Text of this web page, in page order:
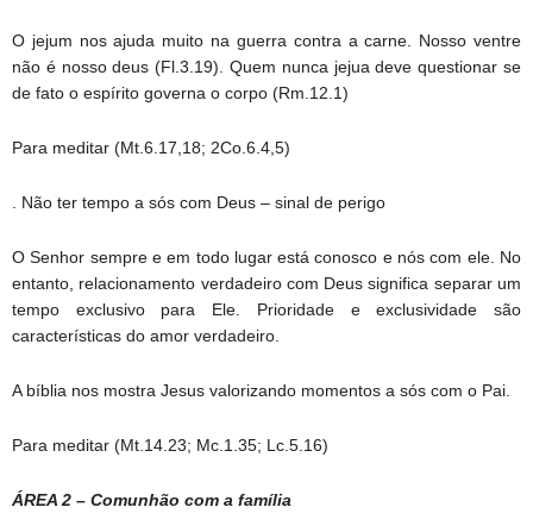
O jejum nos ajuda muito na guerra contra a carne. Nosso ventre
não é nosso deus (Fl.3.19). Quem nunca jejua deve questionar se
de fato o espírito governa o corpo (Rm.12.1)
Para meditar (Mt.6.17,18; 2Co.6.4,5)
. Não ter tempo a sós com Deus – sinal de perigo
O Senhor sempre e em todo lugar está conosco e nós com ele. No
entanto, relacionamento verdadeiro com Deus significa separar um
tempo exclusivo para Ele. Prioridade e exclusividade são
características do amor verdadeiro.
A bíblia nos mostra Jesus valorizando momentos a sós com o Pai.
Para meditar (Mt.14.23; Mc.1.35; Lc.5.16)
ÁREA 2 – Comunhão com a família